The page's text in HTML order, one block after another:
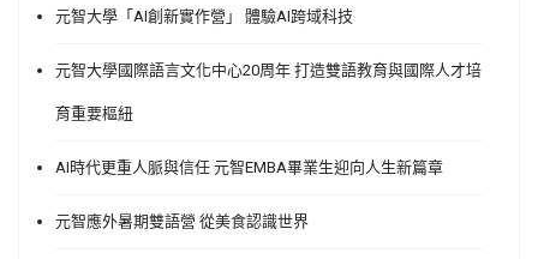
元智大學「AI創新實作營」 體驗AI跨域科技
元智大學國際語言文化中心20周年 打造雙語教育與國際人才培
育重要樞紐
AI時代更重人脈與信任 元智EMBA畢業生迎向人生新篇章
元智應外暑期雙語營 從美食認識世界